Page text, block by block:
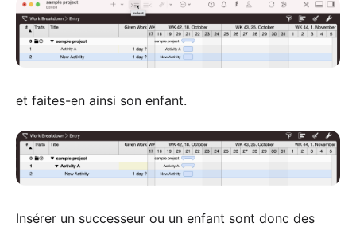
et faites-en ainsi son enfant.
Insérer un successeur ou un enfant sont donc des